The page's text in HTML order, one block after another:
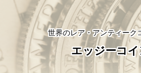
世界のレア・アンティーク
エッジーコ